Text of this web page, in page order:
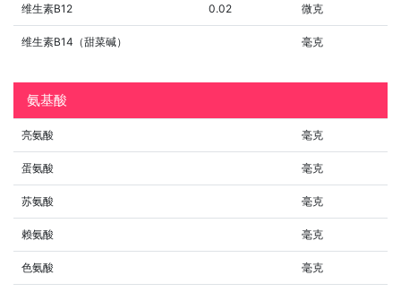
维生素B12 0.02 微克
维生素B14（甜菜碱） 毫克
氨基酸
亮氨酸 毫克
蛋氨酸 毫克
苏氨酸 毫克
赖氨酸 毫克
色氨酸 毫克